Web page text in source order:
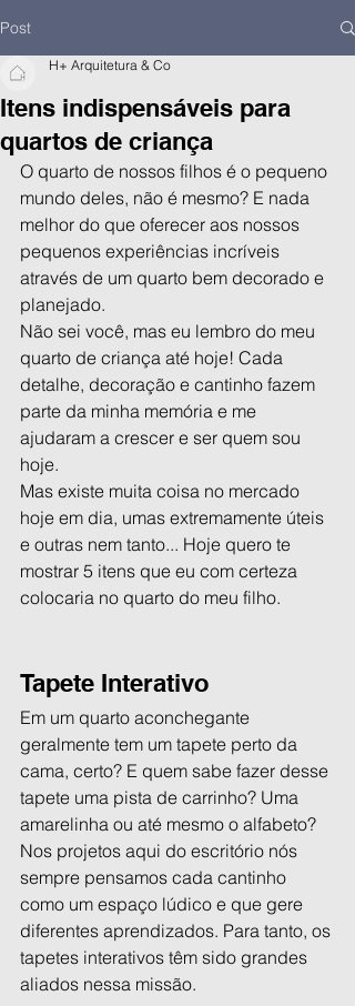
Post
Itens indispensáveis para
quartos de criança
H+ Arquitetura & Co
O quarto de nossos filhos é o pequeno
mundo deles, não é mesmo? E nada
melhor do que oferecer aos nossos
pequenos experiências incríveis
através de um quarto bem decorado e
planejado.
Não sei você, mas eu lembro do meu
quarto de criança até hoje! Cada
detalhe, decoração e cantinho fazem
parte da minha memória e me
ajudaram a crescer e ser quem sou
hoje.
Mas existe muita coisa no mercado
hoje em dia, umas extremamente úteis
e outras nem tanto... Hoje quero te
mostrar 5 itens que eu com certeza
colocaria no quarto do meu filho.
Tapete Interativo
Em um quarto aconchegante
geralmente tem um tapete perto da
cama, certo? E quem sabe fazer desse
tapete uma pista de carrinho? Uma
amarelinha ou até mesmo o alfabeto?
Nos projetos aqui do escritório nós
sempre pensamos cada cantinho
como um espaço lúdico e que gere
diferentes aprendizados. Para tanto, os
tapetes interativos têm sido grandes
aliados nessa missão.